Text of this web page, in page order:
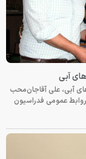
آبی
آبی، علی آقاجان‌محب
عمومی فدراسیون